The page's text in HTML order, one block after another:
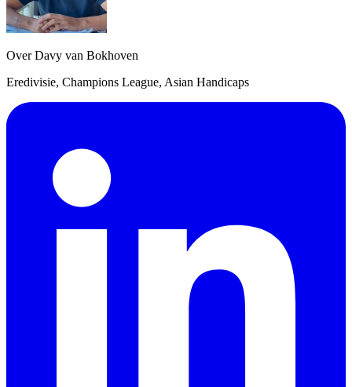
Over Davy van Bokhoven
Eredivisie, Champions League, Asian Handicaps